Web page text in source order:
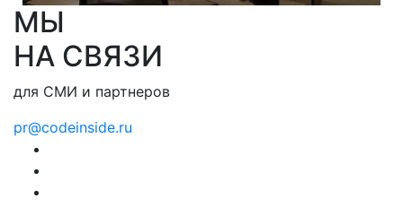
МЫ
НА СВЯЗИ
для СМИ и партнеров
pr@codeinside.ru